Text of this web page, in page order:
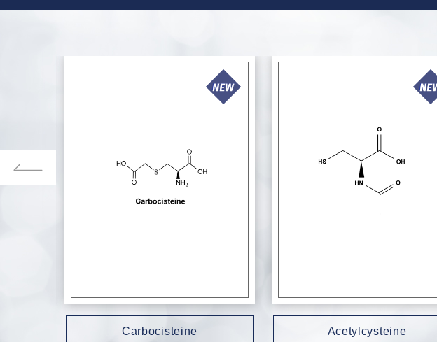
Carbocisteine Acetylcysteine